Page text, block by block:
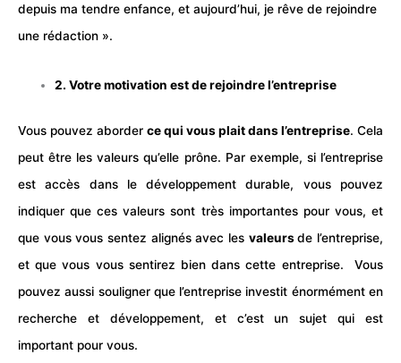
depuis ma tendre enfance, et aujourd’hui, je rêve de rejoindre
une rédaction ».
2. Votre motivation est de rejoindre l’entreprise
Vous pouvez aborder ce qui vous plait dans l’entreprise. Cela
peut être les valeurs qu’elle prône. Par exemple, si l’entreprise
est accès dans le développement durable, vous pouvez
indiquer que ces valeurs sont très importantes pour vous, et
que vous vous sentez alignés avec les valeurs de l’entreprise,
et que vous vous sentirez bien dans cette entreprise. Vous
pouvez aussi souligner que l’entreprise investit énormément en
recherche et développement, et c’est un sujet qui est
important pour vous.